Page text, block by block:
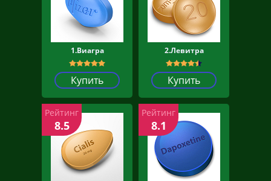
1.Виагра
Купить
2.Левитра
Купить
Рейтинг
8.5
Рейтинг
8.1